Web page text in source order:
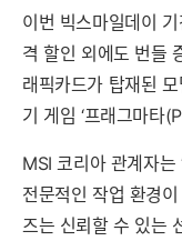
이번 빅스마일데이
격 할인 외에도 번들
래픽카드가 탑재된
기 게임 ‘프래그마타
MSI 코리아 관계자
전문적인 작업 환경
즈는 신뢰할 수 있는